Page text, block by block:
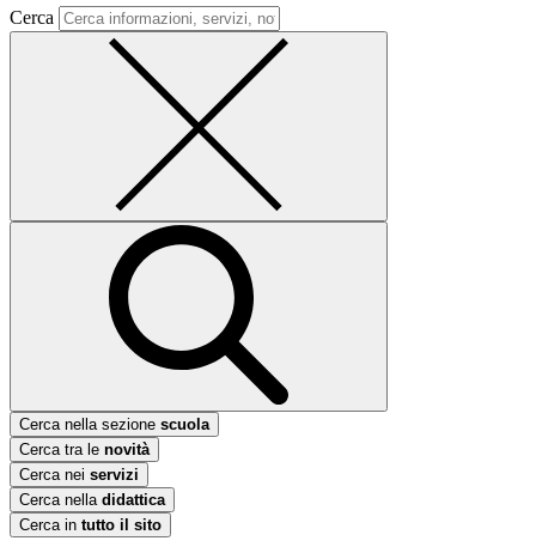
Cerca
Cerca nella sezione scuola
Cerca tra le novità
Cerca nei servizi
Cerca nella didattica
Cerca in tutto il sito